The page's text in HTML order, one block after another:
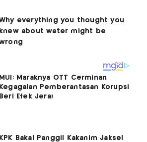
MUI: Maraknya OTT Cerminan
Kegagalan Pemberantasan Korupsi
Beri Efek Jera!
KPK Bakal Panggil Kakanim Jaksel